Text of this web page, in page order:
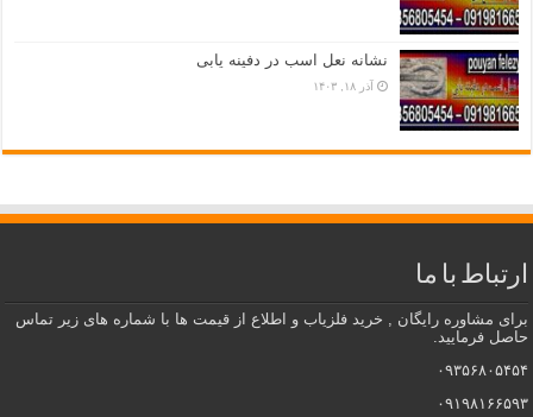
نشانه نعل اسب در دفینه یابی
آذر ۱۸, ۱۴۰۳
ارتباط با ما
برای مشاوره رایگان , خرید فلزیاب و اطلاع از قیمت ها با شماره های زیر تماس
حاصل فرمایید.
۰۹۳۵۶۸۰۵۴۵۴
۰۹۱۹۸۱۶۶۵۹۳